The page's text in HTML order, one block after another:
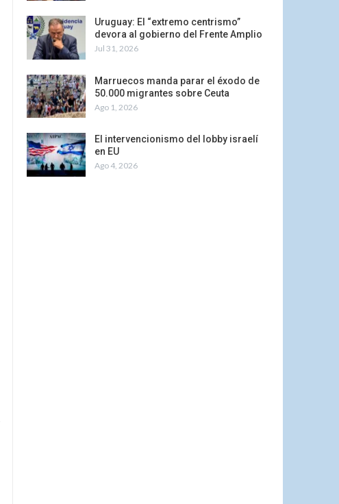
Uruguay: El “extremo centrismo”
devora al gobierno del Frente Amplio
Jul 31, 2026
Marruecos manda parar el éxodo de
50.000 migrantes sobre Ceuta
Ago 1, 2026
El intervencionismo del lobby israelí
en EU
Ago 4, 2026